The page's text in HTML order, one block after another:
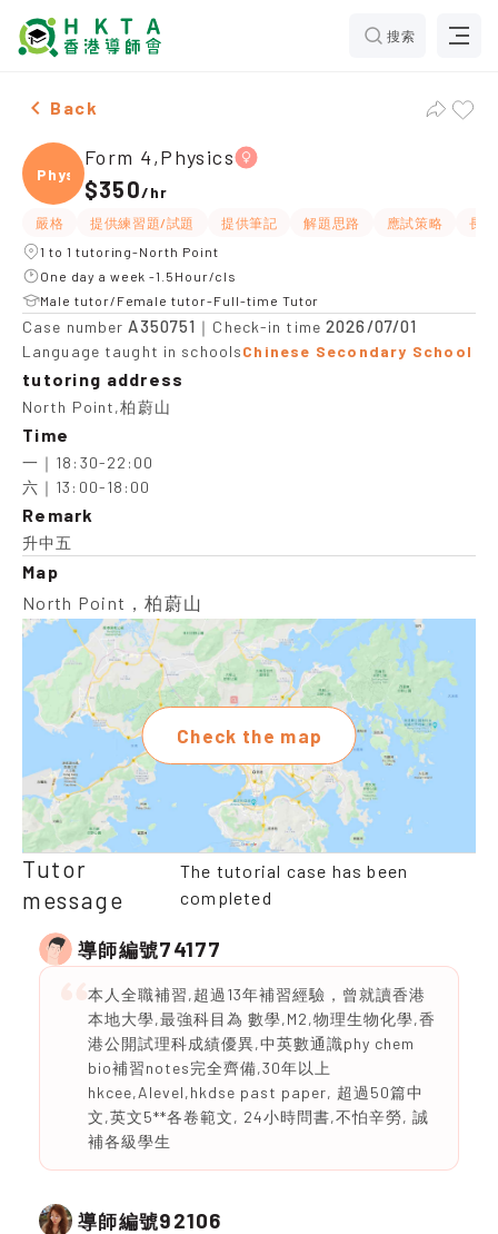
搜索
Female Form 4,Physics，North Point Tuition
Back
Physi
Form 4,Physics
$350/hr
嚴格 提供練習題/試題 提供筆記 解題思路 應試策略
長
1 to 1 tutoring-North Point
One day a week -1.5Hour/cls
Male tutor/Female tutor-Full-time Tutor
Case number A350751 ｜Check-in time2026/07/01
Language taught in schoolsChinese Secondary School
tutoring address
North Point,柏蔚山
Time
一｜18:30-22:00
六｜13:00-18:00
Remark
升中五
Map
North Point，柏蔚山
Check the map
Tutor
message
The tutorial case has been
completed
導師編號74177
本人全職補習,超過13年補習經驗，曾就讀香港
本地大學,最強科目為 數學,M2,物理生物化學,香
港公開試理科成績優異,中英數通識phy chem
bio補習notes完全齊備,30年以上
hkcee,Alevel,hkdse past paper, 超過50篇中
文,英文5**各卷範文, 24小時問書,不怕辛勞, 誠
補各級學生
導師編號92106